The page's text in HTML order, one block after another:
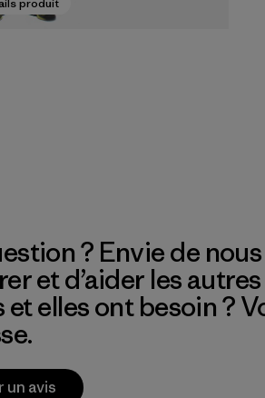
? Envie de
et d’aider les
et elles ont besoin ?
un avis